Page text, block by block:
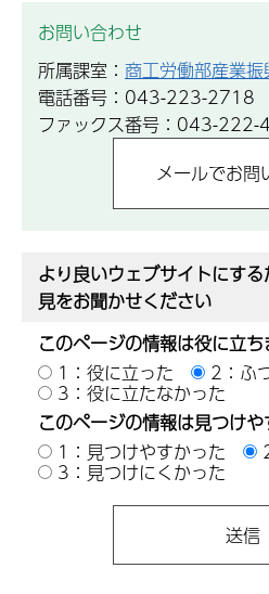
お問い合わせ
所属課室： 商工労働部産業振
電話番号：043-223-2718
ファックス番号：043-
より良いウェブサイトにす
見をお聞かせください
このページの情報は役に立ち
1：役に立った
2：ふ
3：役に立たなかった
このページの情報は見つけ
1：見つけやすかった
3：見つけにくかった